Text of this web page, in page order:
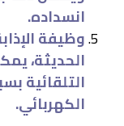
انسداده.
وظيفة
الحديثة،
التلقائية
الكهربائي.